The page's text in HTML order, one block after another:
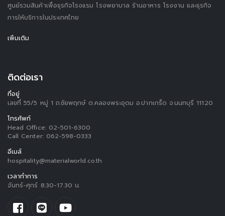
ศูนย์รวมสินค้าเพื่อธุรกิจโรงแรม โรงพยาบาล ร้านอาหาร โรงงาน และธุรกิจ
การให้บริการในประเทศไทย
เพิ่มเติม
ติดต่อเรา
ที่อยู่
เลขที่ 55/5 หมู่ 1 ถ.ชัยพฤกษ์ ต.คลองพระอุดม อ.ปากเกร็ด จ.นนทบุรี 11120
โทรศัพท์
Head Office: 02-501-6300
Call Center: 062-598-0333
อีเมล์
hospitality@materialworld.co.th
เวลาทำการ
จันทร์-ศุกร์ 8.30-17.30 น.